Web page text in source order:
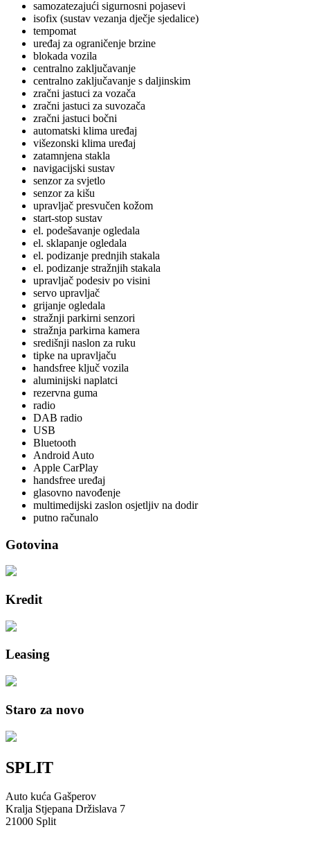
samozatezajući sigurnosni pojasevi
isofix (sustav vezanja dječje sjedalice)
tempomat
uređaj za ograničenje brzine
blokada vozila
centralno zaključavanje
centralno zaključavanje s daljinskim
zračni jastuci za vozača
zračni jastuci za suvozača
zračni jastuci bočni
automatski klima uređaj
višezonski klima uređaj
zatamnjena stakla
navigacijski sustav
senzor za svjetlo
senzor za kišu
upravljač presvučen kožom
start-stop sustav
el. podešavanje ogledala
el. sklapanje ogledala
el. podizanje prednjih stakala
el. podizanje stražnjih stakala
upravljač podesiv po visini
servo upravljač
grijanje ogledala
stražnji parkirni senzori
stražnja parkirna kamera
središnji naslon za ruku
tipke na upravljaču
handsfree ključ vozila
aluminijski naplatci
rezervna guma
radio
DAB radio
USB
Bluetooth
Android Auto
Apple CarPlay
handsfree uređaj
glasovno navođenje
multimedijski zaslon osjetljiv na dodir
putno računalo
Gotovina
Kredit
Leasing
Staro za novo
SPLIT
Auto kuća Gašperov
Kralja Stjepana Držislava 7
21000 Split